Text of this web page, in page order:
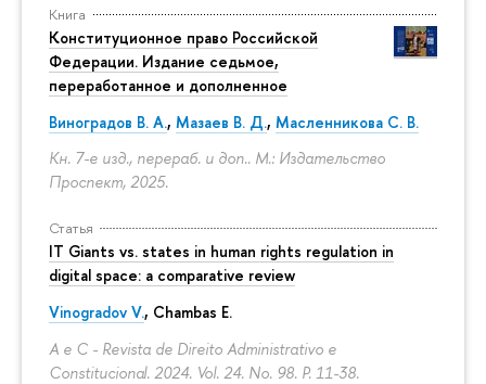
Книга
Конституционное право Российской
Федерации. Издание седьмое,
переработанное и дополненное
Виноградов В. А., Мазаев В. Д., Масленникова С. В.
Кн. 7-е изд., перераб. и доп.. М.: Издательство
Проспект, 2025.
Статья
IT Giants vs. states in human rights regulation in
digital space: a comparative review
Vinogradov V., Chambas E.
A e C - Revista de Direito Administrativo e
Constitucional. 2024. Vol. 24. No. 98. P. 11-38.